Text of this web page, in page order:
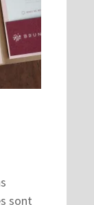
sont